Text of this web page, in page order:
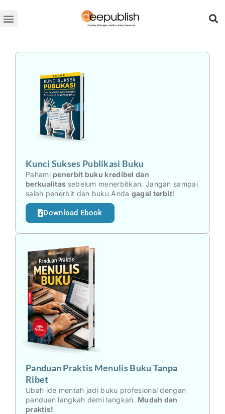
ke
Kunci Sukses Publikasi Buku
Pahami penerbit buku kredibel dan
berkualitas sebelum menerbitkan. Jangan sampai
salah penerbit dan buku Anda gagal terbit!
Download Ebook
Panduan Praktis Menulis Buku Tanpa
Ribet
Ubah ide mentah jadi buku profesional dengan
panduan langkah demi langkah. Mudah dan
praktis!